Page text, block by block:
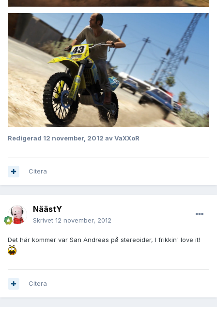
Redigerad 12 november, 2012 av VaXXoR
Citera
NäästY
Skrivet 12 november, 2012
Det här kommer var San Andreas på stereoider, I frikkin' love it!
Citera